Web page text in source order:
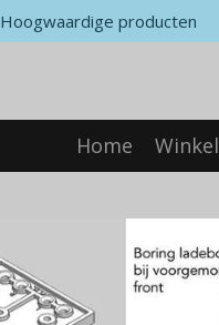
Hoogwaardige producten
Home Winkel